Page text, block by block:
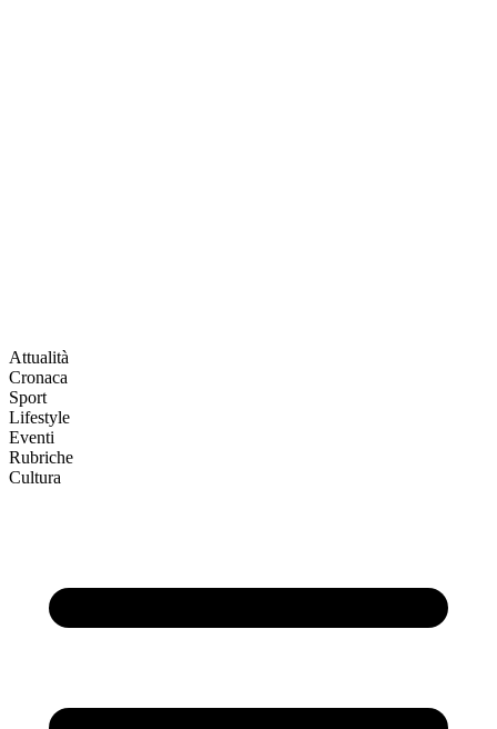
Attualità
Cronaca
Sport
Lifestyle
Eventi
Rubriche
Cultura